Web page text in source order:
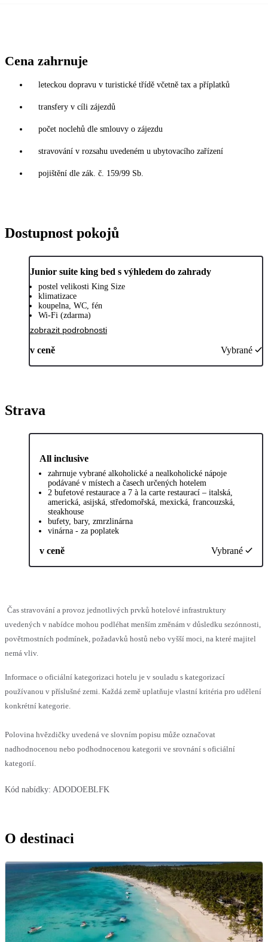
Cena zahrnuje
leteckou dopravu v turistické třídě včetně tax a příplatků
transfery v cíli zájezdů
počet noclehů dle smlouvy o zájezdu
stravování v rozsahu uvedeném u ubytovacího zařízení
pojištění dle zák. č. 159/99 Sb.
Dostupnost pokojů
Junior suite king bed s výhledem do zahrady
postel velikosti King Size
klimatizace
koupelna, WC, fén
Wi-Fi (zdarma)
zobrazit podrobnosti
v ceně Vybrané
Strava
All inclusive
zahrnuje vybrané alkoholické a nealkoholické nápoje
podávané v místech a časech určených hotelem
2 bufetové restaurace a 7 à la carte restaurací – italská,
americká, asijská, středomořská, mexická, francouzská,
steakhouse
bufety, bary, zmrzlinárna
vinárna - za poplatek
v ceně Vybrané
Čas stravování a provoz jednotlivých prvků hotelové infrastruktury
uvedených v nabídce mohou podléhat menším změnám v důsledku sezónnosti,
povětrnostních podmínek, požadavků hostů nebo vyšší moci, na které majitel
nemá vliv.
Informace o oficiální kategorizaci hotelu je v souladu s kategorizací
používanou v příslušné zemi. Každá země uplatňuje vlastní kritéria pro udělení
konkrétní kategorie.
Polovina hvězdičky uvedená ve slovním popisu může označovat
nadhodnocenou nebo podhodnocenou kategorii ve srovnání s oficiální
kategorií.
Kód nabídky: ADODOEBLFK
O destinaci